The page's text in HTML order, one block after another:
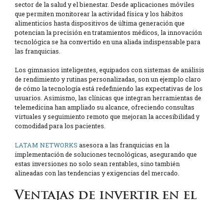
sector de la salud y el bienestar. Desde aplicaciones móviles
que permiten monitorear la actividad física y los hábitos
alimenticios hasta dispositivos de última generación que
potencian la precisión en tratamientos médicos, la innovación
tecnológica se ha convertido en una aliada indispensable para
las franquicias.
Los gimnasios inteligentes, equipados con sistemas de análisis
de rendimiento y rutinas personalizadas, son un ejemplo claro
de cómo la tecnología está redefiniendo las expectativas de los
usuarios. Asimismo, las clínicas que integran herramientas de
telemedicina han ampliado su alcance, ofreciendo consultas
virtuales y seguimiento remoto que mejoran la accesibilidad y
comodidad para los pacientes.
LATAM NETWORKS asesora a las franquicias en la
implementación de soluciones tecnológicas, asegurando que
estas inversiones no solo sean rentables, sino también
alineadas con las tendencias y exigencias del mercado.
Ventajas de invertir en el